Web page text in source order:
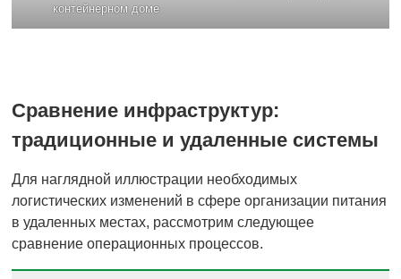
контейнерном доме
Сравнение инфраструктур:
традиционные и удаленные системы
Для наглядной иллюстрации необходимых
логистических изменений в сфере организации питания
в удаленных местах, рассмотрим следующее
сравнение операционных процессов.